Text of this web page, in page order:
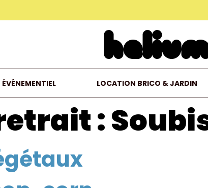
LOCATION BRICO & JARDIN
: